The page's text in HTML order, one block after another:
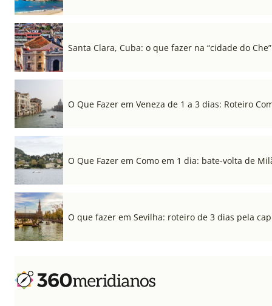
Santa Clara, Cuba: o que fazer na “cidade do Che”
O Que Fazer em Veneza de 1 a 3 dias: Roteiro
O Que Fazer em Como em 1 dia: bate-volta de
O que fazer em Sevilha: roteiro de 3 dias pela